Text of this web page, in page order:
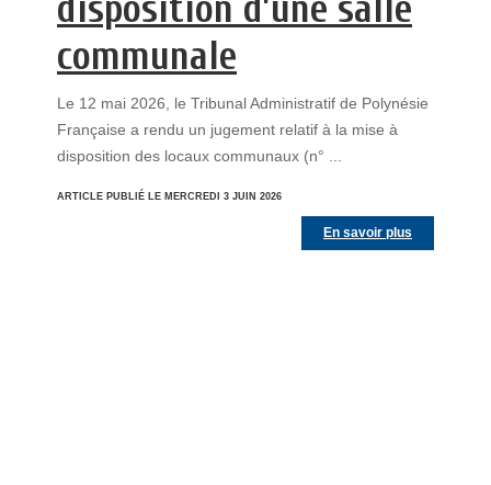
communale
Le 12 mai 2026, le Tribunal Administratif de Polynésie
Française a rendu un jugement relatif à la mise à
disposition des locaux communaux (n° ...
ARTICLE PUBLIÉ LE MERCREDI 3 JUIN 2026
En savoir plus